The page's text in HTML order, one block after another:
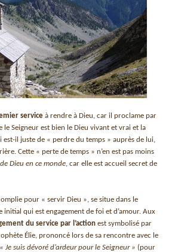
service à rendre à Dieu, car il proclame par
le Seigneur est bien le Dieu vivant et vrai et la
est-il juste de « perdre du temps » auprès de lui,
Cette « perte de temps » n’en est pas moins
Dieu en ce monde , car elle est accueil secret de
pour « servir Dieu », se situe dans le
initial qui est engagement de foi et d’amour. Aux
du service par l’action est symbolisé par
Élie, prononcé lors de sa rencontre avec le
« Je suis dévoré d’ardeur pour le Seigneur » (pour